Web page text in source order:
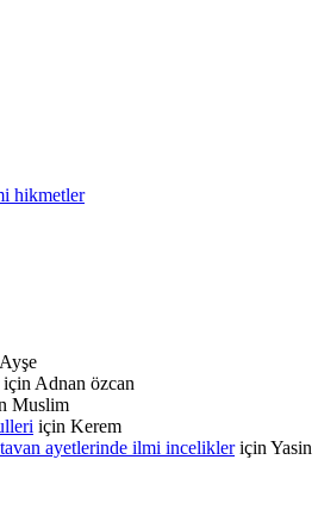
hikmetler
Ayşe
için Adnan özcan
Muslim
için Kerem
ayetlerinde ilmi incelikleriçin Yasin